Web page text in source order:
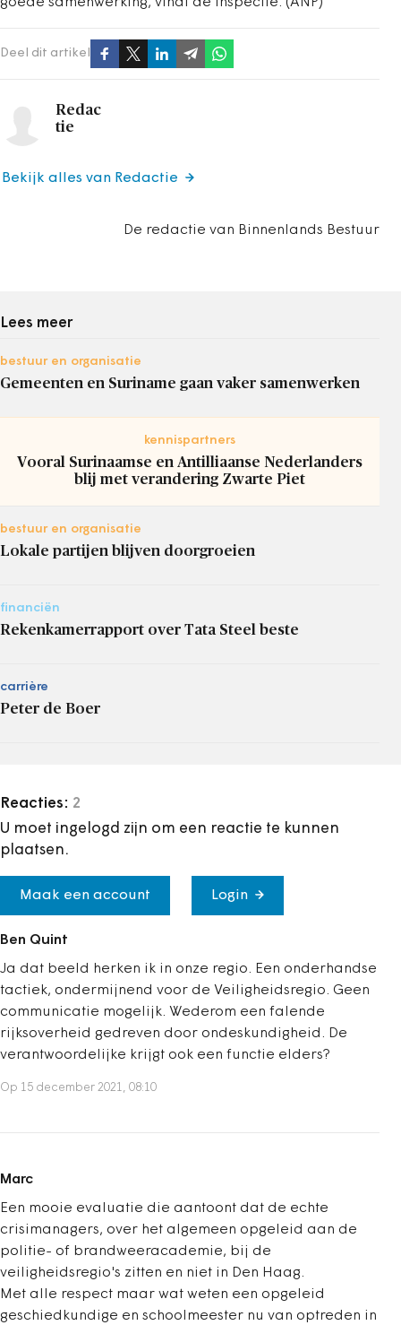
Deel dit artikel
Redac
tie
De redactie van Binnenlands Bestuur
Bekijk alles van Redactie
Lees meer
bestuur en organisatie
Gemeenten en Suriname gaan vaker samenwerken
kennispartners
Vooral Surinaamse en Antilliaanse Nederlanders
blij met verandering Zwarte Piet
bestuur en organisatie
Lokale partijen blijven doorgroeien
financiën
Rekenkamerrapport over Tata Steel beste
carrière
Peter de Boer
Reacties: 2
U moet ingelogd zijn om een reactie te kunnen
plaatsen.
Maak een account Login
Ben Quint
Ja dat beeld herken ik in onze regio. Een onderhandse
tactiek, ondermijnend voor de Veiligheidsregio. Geen
communicatie mogelijk. Wederom een falende
rijksoverheid gedreven door ondeskundigheid. De
verantwoordelijke krijgt ook een functie elders?
Op 15 december 2021, 08:10
Marc
Een mooie evaluatie die aantoont dat de echte
crisimanagers, over het algemeen opgeleid aan de
politie- of brandweeracademie, bij de
veiligheidsregio's zitten en niet in Den Haag.
Met alle respect maar wat weten een opgeleid
geschiedkundige en schoolmeester nu van optreden in